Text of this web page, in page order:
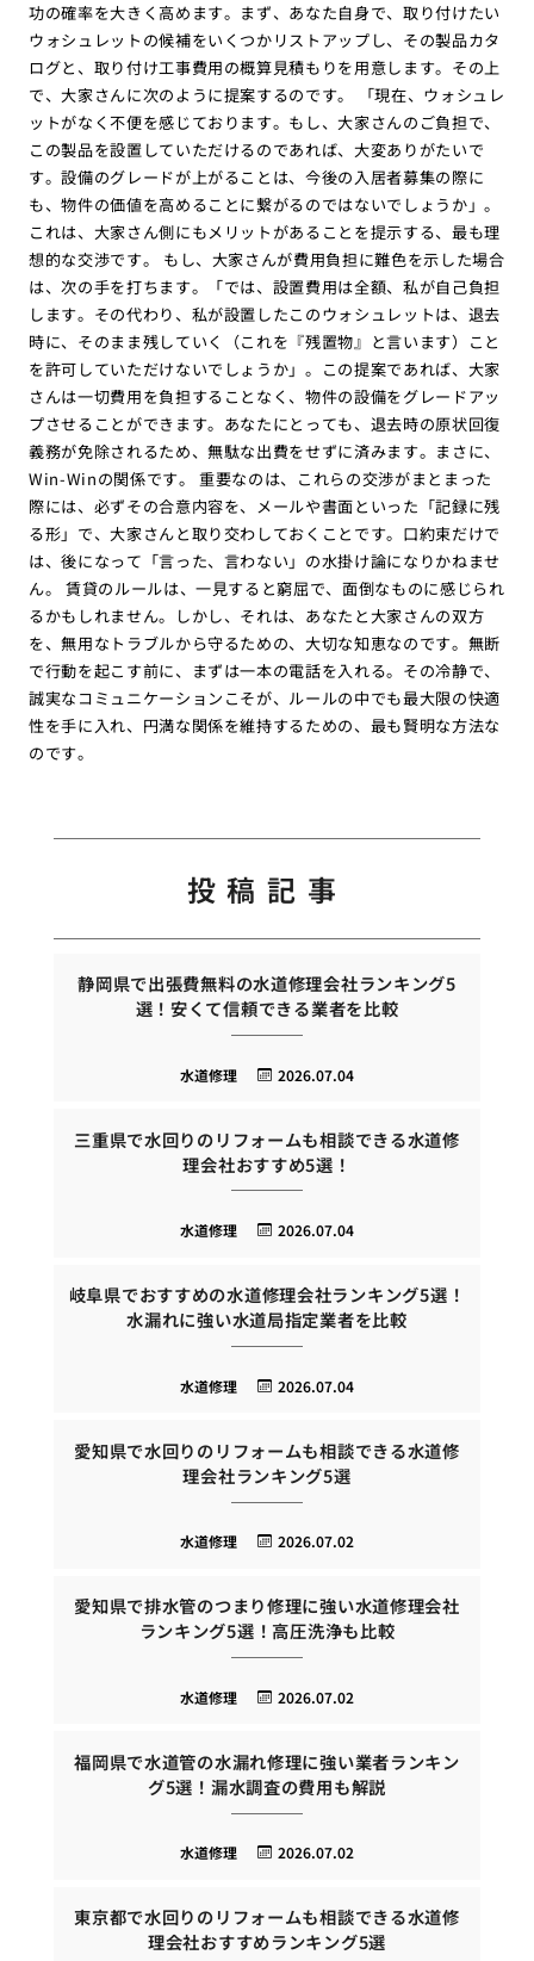
功の確率を大きく高めます。まず、あなた自身で、取り付けたい
ウォシュレットの候補をいくつかリストアップし、その製品カタ
ログと、取り付け工事費用の概算見積もりを用意します。その上
で、大家さんに次のように提案するのです。 「現在、ウォシュレ
ットがなく不便を感じております。もし、大家さんのご負担で、
この製品を設置していただけるのであれば、大変ありがたいで
す。設備のグレードが上がることは、今後の入居者募集の際に
も、物件の価値を高めることに繋がるのではないでしょうか」。
これは、大家さん側にもメリットがあることを提示する、最も理
想的な交渉です。 もし、大家さんが費用負担に難色を示した場合
は、次の手を打ちます。「では、設置費用は全額、私が自己負担
します。その代わり、私が設置したこのウォシュレットは、退去
時に、そのまま残していく（これを『残置物』と言います）こと
を許可していただけないでしょうか」。この提案であれば、大家
さんは一切費用を負担することなく、物件の設備をグレードアッ
プさせることができます。あなたにとっても、退去時の原状回復
義務が免除されるため、無駄な出費をせずに済みます。まさに、
Win-Winの関係です。 重要なのは、これらの交渉がまとまった
際には、必ずその合意内容を、メールや書面といった「記録に残
る形」で、大家さんと取り交わしておくことです。口約束だけで
は、後になって「言った、言わない」の水掛け論になりかねませ
ん。 賃貸のルールは、一見すると窮屈で、面倒なものに感じられ
るかもしれません。しかし、それは、あなたと大家さんの双方
を、無用なトラブルから守るための、大切な知恵なのです。無断
で行動を起こす前に、まずは一本の電話を入れる。その冷静で、
誠実なコミュニケーションこそが、ルールの中でも最大限の快適
性を手に入れ、円満な関係を維持するための、最も賢明な方法な
のです。
投稿記事
静岡県で出張費無料の水道修理会社ランキング5
選！安くて信頼できる業者を比較
2026.07.04
水道修理
三重県で水回りのリフォームも相談できる水道修
理会社おすすめ5選！
2026.07.04
水道修理
岐阜県でおすすめの水道修理会社ランキング5選！
水漏れに強い水道局指定業者を比較
2026.07.04
水道修理
愛知県で水回りのリフォームも相談できる水道修
理会社ランキング5選
2026.07.02
水道修理
愛知県で排水管のつまり修理に強い水道修理会社
ランキング5選！高圧洗浄も比較
2026.07.02
水道修理
福岡県で水道管の水漏れ修理に強い業者ランキン
グ5選！漏水調査の費用も解説
2026.07.02
水道修理
東京都で水回りのリフォームも相談できる水道修
理会社おすすめランキング5選